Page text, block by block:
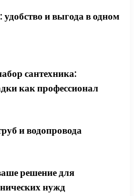
и выгода в одном
сантехника:
как профессионал
и водопровода
решение для
нужд